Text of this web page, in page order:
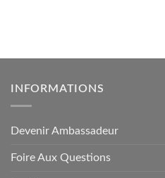
INFORMATIONS
Devenir Ambassadeur
Foire Aux Questions